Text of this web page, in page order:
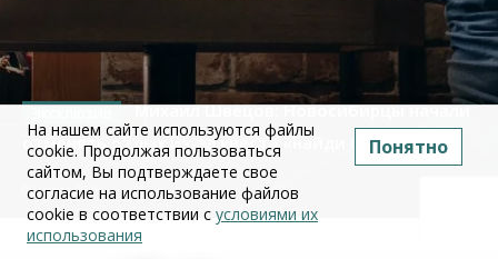
Михаил Швецов: Новосибирцы начали
отменять отдых из-за квеста «найди бензин»
09 июля 2026
На нашем сайте используются файлы
cookie. Продолжая пользоваться
сайтом, Вы подтверждаете свое
согласие на использование файлов
cookie в соответствии с условиями их
использования
Понятно